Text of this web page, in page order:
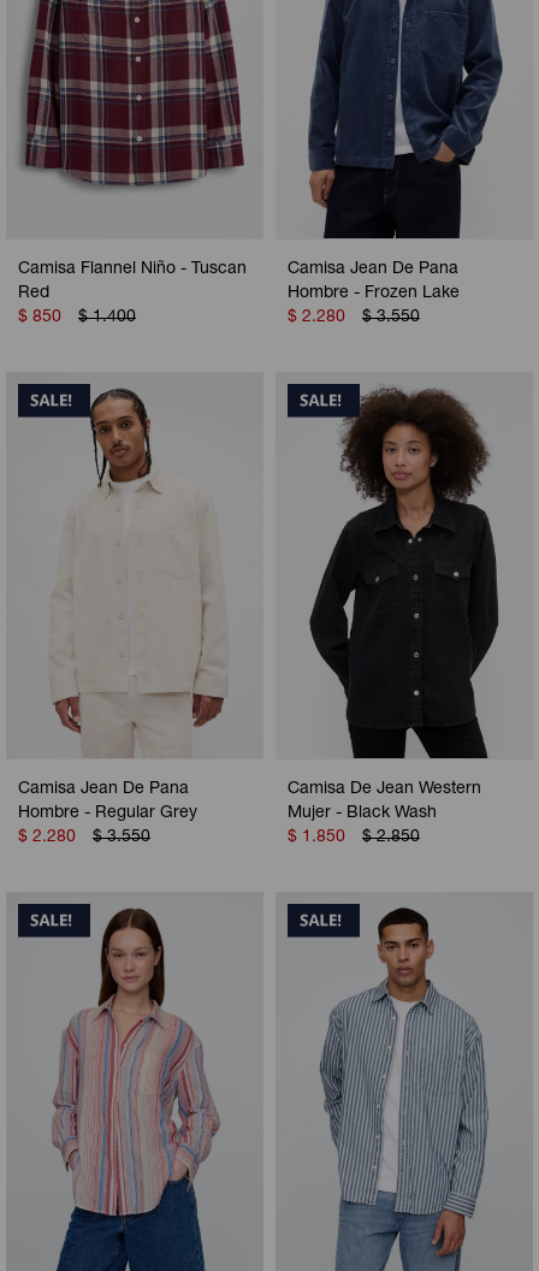
Camisa Flannel Niño - Tuscan
Red
$ 850 $ 1.400
Camisa Jean De Pana
Hombre - Frozen Lake
$ 2.280 $ 3.550
Camisa Jean De Pana
Hombre - Regular Grey
$ 2.280 $ 3.550
Camisa De Jean Western
Mujer - Black Wash
$ 1.850 $ 2.850